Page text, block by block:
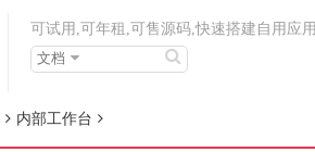
可试用,可年租,可售源码,快速搭建自用应用
文档
内部工作台